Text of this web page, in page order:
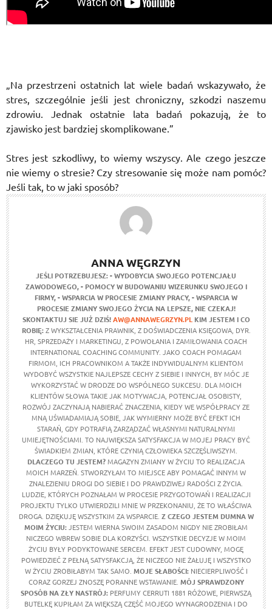
„Na przestrzeni ostatnich lat wiele badań wskazywało, że
stres, szczególnie jeśli jest chroniczny, szkodzi naszemu
zdrowiu. Jednak ostatnie lata badań pokazują, że to
zjawisko jest bardziej skomplikowane.”
Stres jest szkodliwy, to wiemy wszyscy. Ale czego jeszcze
nie wiemy o stresie? Czy stresowanie się może nam pomóc?
Jeśli tak, to w jaki sposób?
ANNA WĘGRZYN
JEŚLI POTRZEBUJESZ:- WYDOBYCIA SWOJEGO POTENCJAŁU
ZAWODOWEGO, - POMOCY W BUDOWANIU WIZERUNKU SWOJEGO I
FIRMY,- WSPARCIA W PROCESIE ZMIANY PRACY,- WSPARCIA W
PROCESIE ZMIANY SWOJEGO ŻYCIA NA LEPSZE, NIE CZEKAJ!
SKONTAKTUJ SIE JUŻ DZIŚ!AW@ANNAWEGRZYN.PL KIM JESTEM I CO
ROBIĘ:Z WYKSZTAŁCENIA PRAWNIK, Z DOŚWIADCZENIA KSIĘGOWA, DYR.
HR, SPRZEDAŻY I MARKETINGU, Z POWOŁANIA I ZAMIŁOWANIA COACH
INTERNATIONAL COACHING COMMUNITY. JAKO COACH POMAGAM
FIRMOM, ICH PRACOWNIKOM A TAKŻE INDYWIDUALNYM KLIENTOM
WYDOBYĆ WSZYSTKIE NAJLEPSZE CECHY Z SIEBIE I INNYCH, BY MÓC JE
WYKORZYSTAĆ W DRODZE DO WSPÓLNEGO SUKCESU. DLA MOICH
KLIENTÓW SŁOWA TAKIE JAK MOTYWACJA, POTENCJAŁ OSOBISTY,
ROZWÓJ ZACZYNAJĄ NABIERAĆ ZNACZENIA, KIEDY WE WSPÓŁPRACY ZE
MNĄ UŚWIADAMIAJĄ SOBIE, JAK WYMIERNY MOŻE BYĆ EFEKT ICH
STARAŃ, GDY POTRAFIĄ ZARZĄDZAĆ WŁASNYMI NATURALNYMI
UMIEJĘTNOŚCIAMI. TO NAJWIĘKSZA SATYSFAKCJA W MOJEJ PRACY BYĆ
ŚWIADKIEM ZMIAN, KTÓRE CZYNIĄ CZŁOWIEKA SZCZĘŚLIWSZYM.
DLACZEGO TU JESTEM?MAGAZYN ZMIANY W ŻYCIU TO REALIZACJA
MOICH MARZEŃ. STWORZYŁAM TO MIEJSCE ABY POMAGAĆ INNYM W
ZNALEZIENIU DROGI DO SIEBIE I DO PRAWDZIWEJ RADOŚCI Z ŻYCIA.
LUDZIE, KTÓRYCH POZNAŁAM W PROCESIE PRZYGOTOWAŃ I REALIZACJI
PROJEKTU TYLKO UTWIERDZILI MNIE W PRZEKONANIU, ŻE TO WŁAŚCIWA
DROGA. DZIĘKUJĘ WSZYSTKIM ZA WSPARCIE. Z CZEGO JESTEM DUMNA W
MOIM ŻYCIU:JESTEM WIERNA SWOIM ZASADOM NIGDY NIE ZROBIŁAM
NICZEGO WBREW SOBIE DLA KORZYŚCI. WSZYSTKIE DECYZJE W MOIM
ŻYCIU BYŁY PODYKTOWANE SERCEM. EFEKT JEST CUDOWNY, MOGĘ
POWIEDZIEĆ Z PEŁNĄ SATYSFAKCJĄ, ŻE NICZEGO NIE ŻAŁUJĘ I WSZYSTKO
W ŻYCIU ZROBIŁABYM TAK SAMO. MOJE SŁABOŚCI:NIECIERPLIWOŚĆ I
CORAZ GORZEJ ZNOSZĘ PORANNE WSTAWANIE. MÓJ SPRAWDZONY
SPOSÓB NA ZŁY NASTRÓJ: PERFUMY CERRUTI 1881 RÓŻOWE, PIERWSZĄ
BUTELKĘ KUPIŁAM ZA WIĘKSZĄ CZĘŚĆ MOJEGO WYNAGRODZENIA I DO